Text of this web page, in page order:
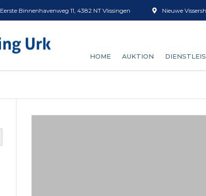
Eerste Binnenhavenweg 11, 4382 NT Vlissingen Nieuwe
HOME AUKTION